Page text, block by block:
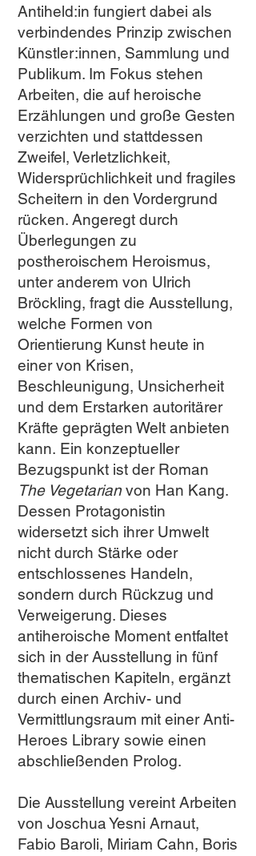
Antiheld:in fungiert dabei als
verbindendes Prinzip zwischen
Künstler:innen, Sammlung und
Publikum. Im Fokus stehen
Arbeiten, die auf heroische
Erzählungen und große Gesten
verzichten und stattdessen
Zweifel, Verletzlichkeit,
Widersprüchlichkeit und fragiles
Scheitern in den Vordergrund
rücken. Angeregt durch
Überlegungen zu
postheroischem Heroismus,
unter anderem von Ulrich
Bröckling, fragt die Ausstellung,
welche Formen von
Orientierung Kunst heute in
einer von Krisen,
Beschleunigung, Unsicherheit
und dem Erstarken autoritärer
Kräfte geprägten Welt anbieten
kann. Ein konzeptueller
Bezugspunkt ist der Roman
The Vegetarianvon Han Kang.
Dessen Protagonistin
widersetzt sich ihrer Umwelt
nicht durch Stärke oder
entschlossenes Handeln,
sondern durch Rückzug und
Verweigerung. Dieses
antiheroische Moment entfaltet
sich in der Ausstellung in fünf
thematischen Kapiteln, ergänzt
durch einen Archiv- und
Vermittlungsraum mit einer Anti-
Heroes Library sowie einen
abschließenden Prolog.
Die Ausstellung vereint Arbeiten
von Joschua Yesni Arnaut,
Fabio Baroli, Miriam Cahn, Boris